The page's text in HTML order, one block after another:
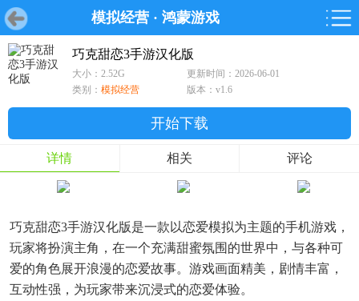
模拟经营 · 鸿蒙游戏
首页 游戏 软件 鸿蒙游戏
首页 游戏 软件 鸿蒙
游戏
鸿蒙
软件
专题
巧克甜恋3手游汉化版
大小：2.52G
更新时间：2026-06-01
类别： 模拟经营 版本：v1.6
开始下载
详情 相关 评论
巧克甜恋3手游汉化版是一款以恋爱模拟为主题的手机游戏，
玩家将扮演主角，在一个充满甜蜜氛围的世界中，与各种可
爱的角色展开浪漫的恋爱故事。游戏画面精美，剧情丰富，
互动性强，为玩家带来沉浸式的恋爱体验。